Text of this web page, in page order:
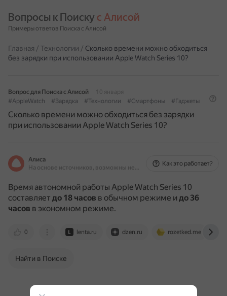
Вопросы к Поиску с Алисой
Примеры ответов Поиска с Алисой
Главная / Технологии / Сколько времени можно обходиться
без зарядки при использовании Apple Watch Series 10?
Вопрос для Поиска с Алисой
10 января
#AppleWatch
#Зарядка #Технологии #Смартфоны #Гаджеты
Сколько времени можно обходиться без зарядки
при использовании Apple Watch Series 10?
Алиса
На основе источников, возможны неточности
Как это работает?
Время автономной работы Apple Watch Series 10
составляет до 18 часов в обычном режиме и до 36
часов в экономном режиме.
0 lenta.ru dzen.ru rozetked.me
Найти в Поиске